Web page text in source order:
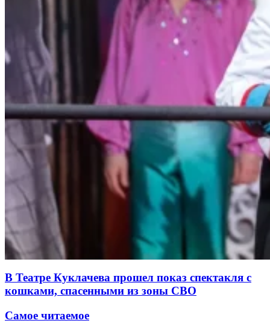
В Театре Куклачева прошел показ спектакля с
кошками, спасенными из зоны СВО
Самое читаемое